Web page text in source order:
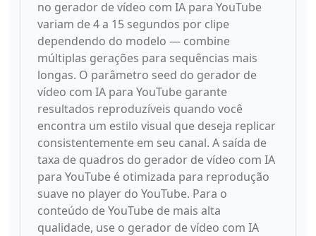
no gerador de vídeo com IA para YouTube
variam de 4 a 15 segundos por clipe
dependendo do modelo — combine
múltiplas gerações para sequências mais
longas. O parâmetro seed do gerador de
vídeo com IA para YouTube garante
resultados reproduzíveis quando você
encontra um estilo visual que deseja replicar
consistentemente em seu canal. A saída de
taxa de quadros do gerador de vídeo com IA
para YouTube é otimizada para reprodução
suave no player do YouTube. Para o
conteúdo de YouTube de mais alta
qualidade, use o gerador de vídeo com IA